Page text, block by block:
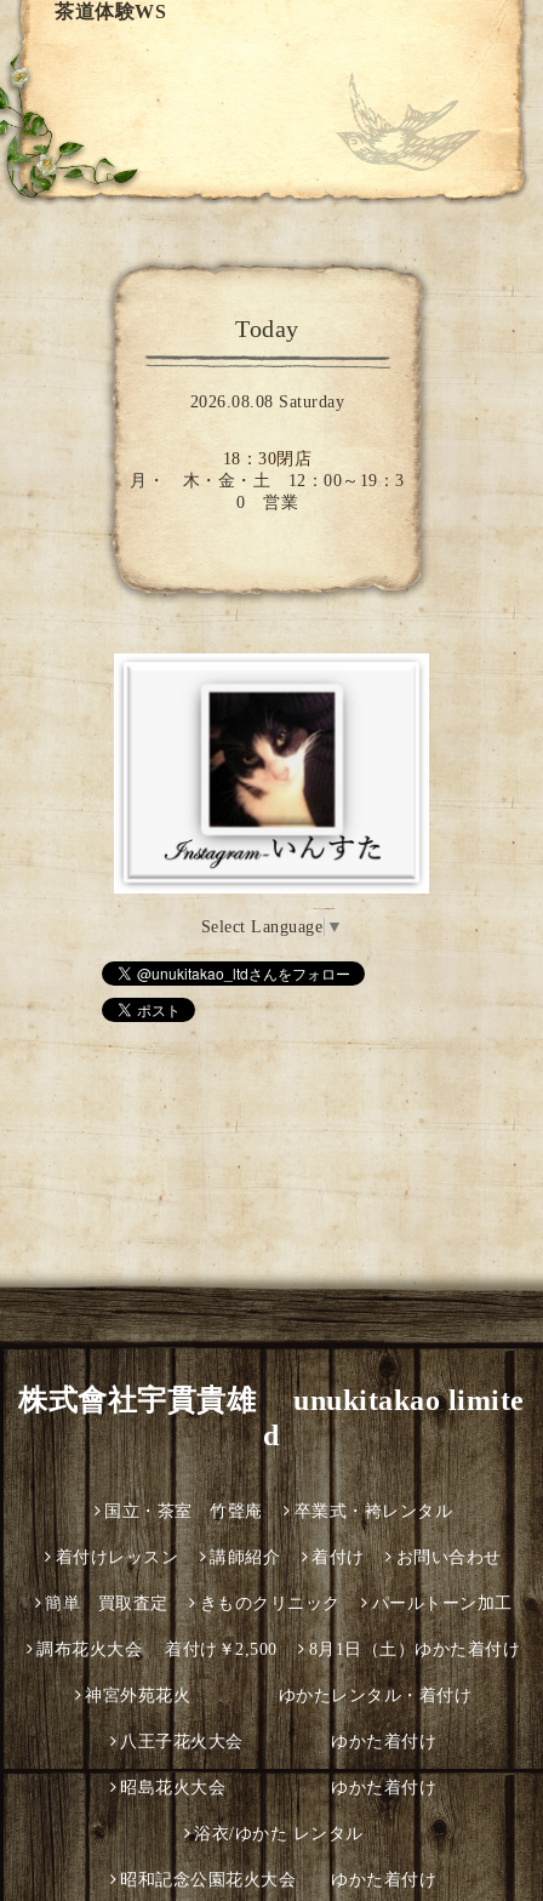
茶道体験WS
Today
2026.08.08 Saturday
18：30閉店
月・ 木・金・土 12：00～19：3
0 営業
Select Language ▼
株式會社宇貫貴雄 unukitakao limite
d
国立・茶室 竹聲庵 卒業式・袴レンタル
着付けレッスン 講師紹介 着付け お問い合わせ
簡単 買取査定 きものクリニック パールトーン加工
調布花火大会 着付け￥2,500 8月1日（土）ゆかた着付け
神宮外苑花火 ゆかたレンタル・着付け
八王子花火大会 ゆかた着付け
昭島花火大会 ゆかた着付け
浴衣/ゆかた レンタル
昭和記念公園花火大会 ゆかた着付け